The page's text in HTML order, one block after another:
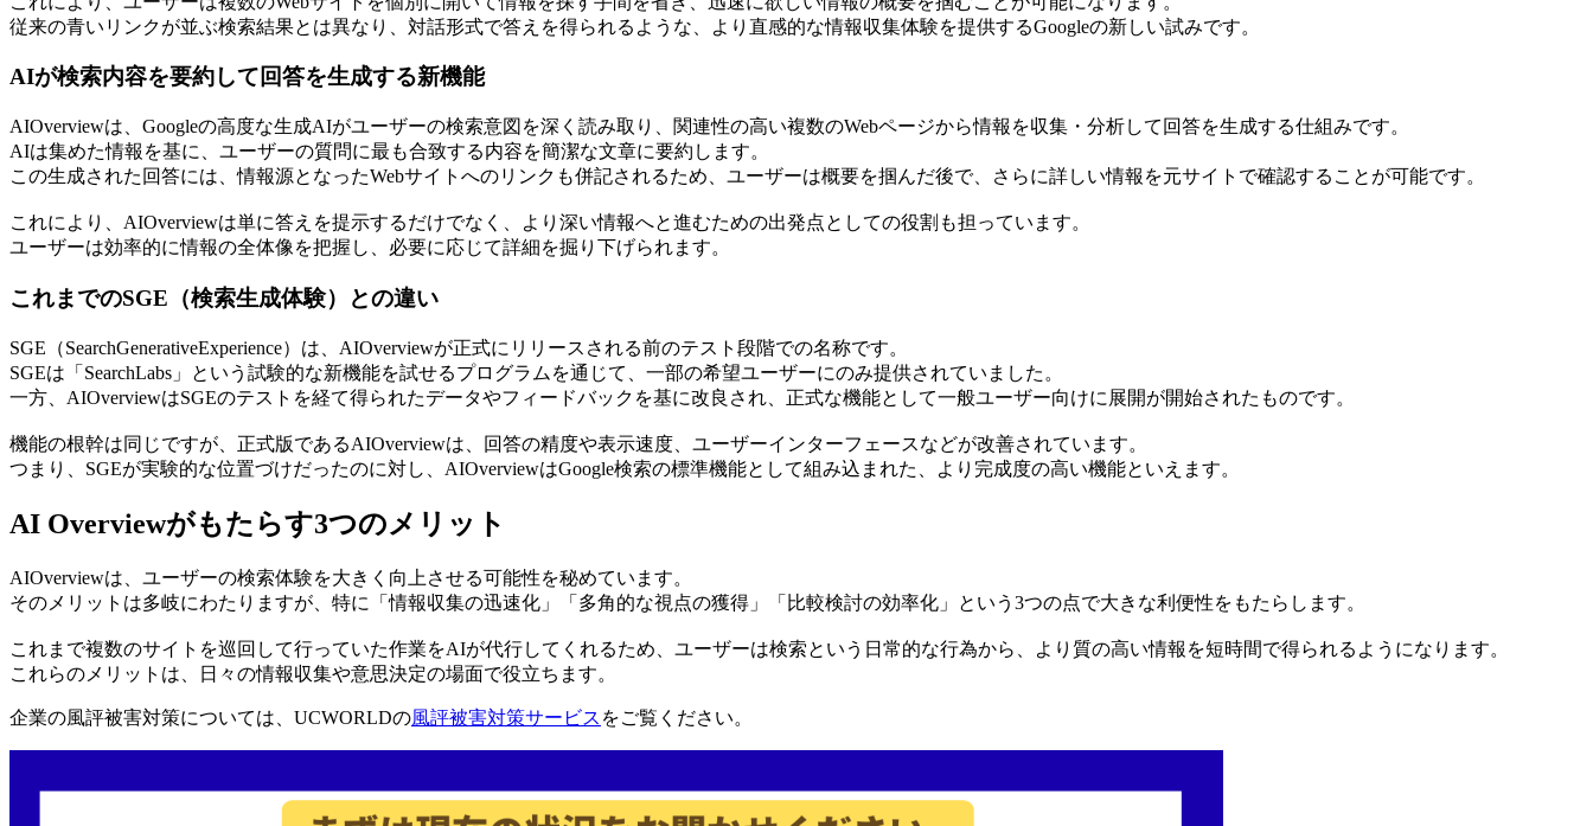
従来の青いリンクが並ぶ検索結果とは異なり、対話形式で答えを得られるような、より直感的な情報収集体験を提供するGoogleの新しい試みです。
AIが検索内容を要約して回答を生成する新機能
AIOverviewは、Googleの高度な生成AIがユーザーの検索意図を深く読み取り、関連性の高い複数のWebページから情報を収集・分析して回答を生成する仕組みです。
AIは集めた情報を基に、ユーザーの質問に最も合致する内容を簡潔な文章に要約します。
この生成された回答には、情報源となったWebサイトへのリンクも併記されるため、ユーザーは概要を掴んだ後で、さらに詳しい情報を元サイトで確認することが可能です。
これにより、AIOverviewは単に答えを提示するだけでなく、より深い情報へと進むための出発点としての役割も担っています。
ユーザーは効率的に情報の全体像を把握し、必要に応じて詳細を掘り下げられます。
これまでのSGE（検索生成体験）との違い
SGE（SearchGenerativeExperience）は、AIOverviewが正式にリリースされる前のテスト段階での名称です。
SGEは「SearchLabs」という試験的な新機能を試せるプログラムを通じて、一部の希望ユーザーにのみ提供されていました。
一方、AIOverviewはSGEのテストを経て得られたデータやフィードバックを基に改良され、正式な機能として一般ユーザー向けに展開が開始されたものです。
機能の根幹は同じですが、正式版であるAIOverviewは、回答の精度や表示速度、ユーザーインターフェースなどが改善されています。
つまり、SGEが実験的な位置づけだったのに対し、AIOverviewはGoogle検索の標準機能として組み込まれた、より完成度の高い機能といえます。
AI Overviewがもたらす3つのメリット
AIOverviewは、ユーザーの検索体験を大きく向上させる可能性を秘めています。
そのメリットは多岐にわたりますが、特に「情報収集の迅速化」「多角的な視点の獲得」「比較検討の効率化」という3つの点で大きな利便性をもたらします。
これまで複数のサイトを巡回して行っていた作業をAIが代行してくれるため、ユーザーは検索という日常的な行為から、より質の高い情報を短時間で得られるようになります。
これらのメリットは、日々の情報収集や意思決定の場面で役立ちます。
企業の風評被害対策については、UCWORLDの風評被害対策サービス をご覧ください。